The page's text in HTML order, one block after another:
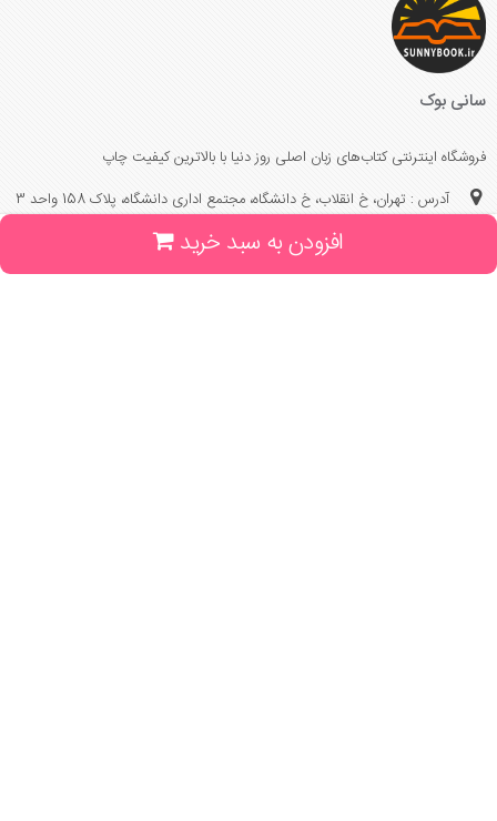
افزودن به سبد خرید
سانی بوک
فروشگاه اینترنتی کتاب‌های زبان اصلی روز دنیا با بالاترین کیفیت چاپ
آدرس : تهران، خ انقلاب، خ دانشگاه، مجتمع اداری دانشگاه، پلاک 158 واحد 3
تماس حاصل فرمایید)